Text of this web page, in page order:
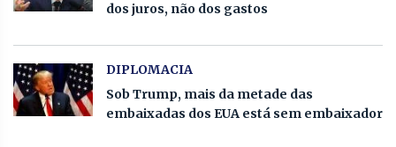
dos juros, não dos gastos
DIPLOMACIA
Sob Trump, mais da metade das
embaixadas dos EUA está sem embaixador